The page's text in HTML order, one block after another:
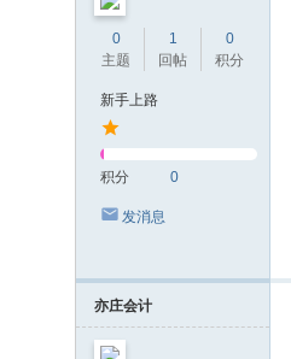
0
主题
1
回帖
0
积分
新手上路
积分 0
发消息
亦庄会计